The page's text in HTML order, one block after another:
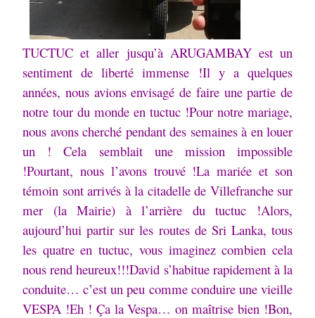
TUCTUC et aller jusqu’à ARUGAMBAY est un
sentiment de liberté immense !Il y a quelques
années, nous avions envisagé de faire une partie de
notre tour du monde en tuctuc !Pour notre mariage,
nous avons cherché pendant des semaines à en louer
un ! Cela semblait une mission impossible
!Pourtant, nous l’avons trouvé !La mariée et son
témoin sont arrivés à la citadelle de Villefranche sur
mer (la Mairie) à l’arrière du tuctuc !Alors,
aujourd’hui partir sur les routes de Sri Lanka, tous
les quatre en tuctuc, vous imaginez combien cela
nous rend heureux!!!David s’habitue rapidement à la
conduite… c’est un peu comme conduire une vieille
VESPA !Eh ! Ça la Vespa… on maîtrise bien !Bon,